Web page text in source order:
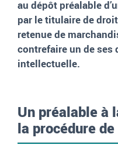
au dépôt préalable
par le titulaire de
retenue de
contrefaire un de ses
intellectuelle.
Un préalable à
la procédure